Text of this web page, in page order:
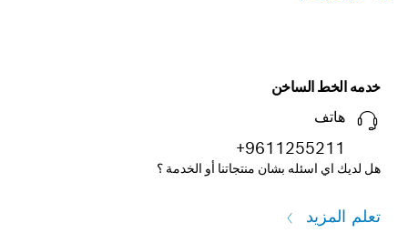
خدمه الخط الساخن
هاتف
+9611255211
هل لديك اي اسئله بشان منتجاتنا أو الخدمة ؟
تعلم المزيد